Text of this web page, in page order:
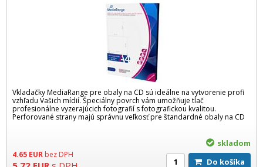
Vkladačky MediaRange pre obaly na CD sú ideálne na vytvorenie profi
vzhľadu Vašich mídií. Špeciálny povrch vám umožňuje tlač
profesionálne vyzerajúcich fotografií s fotografickou kvalitou.
Perforované strany majú správnu veľkosť pre štandardné obaly na CD
4.65 EUR bez DPH
skladom
Do košíka